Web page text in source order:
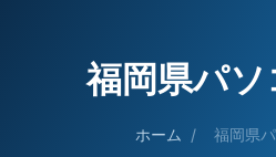
福岡県パ
ホーム / 福岡県